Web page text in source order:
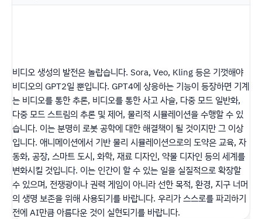
비디오 생성의 발전은 놀랍습니다. Sora, Veo, Kling 등은 기껏해야
비디오의 GPT2일 뿐입니다. GPT4에 상응하는 기능이 등장하면 기계
는 비디오를 통한 추론, 비디오를 통한 사고 사슬, 다중 모드 일반화,
다중 모드 스트림의 추론 및 제어, 물리적 시뮬레이션을 수행할 수 있
습니다. 이는 분명히 로봇 공학에 대한 해결책이 될 것이지만 그 이상
입니다. 애니메이션에서 기반 물리 시뮬레이션으로의 도약은 교육, 자
동화, 공장, 스마트 도시, 화학, 재료 디자인, 약물 디자인 등의 세계를
변화시킬 것입니다. 이는 인간이 할 수 있는 일을 실질적으로 확장할
수 있으며, 전쟁광이나 권력 게임이 아니라 선한 목적, 환경, 지구 너머
의 생명 보존을 위해 사용되기를 바랍니다. 우리가 스스로를 파괴하기
전에 AI만큼 아름다운 것이 실현되기를 바랍니다.